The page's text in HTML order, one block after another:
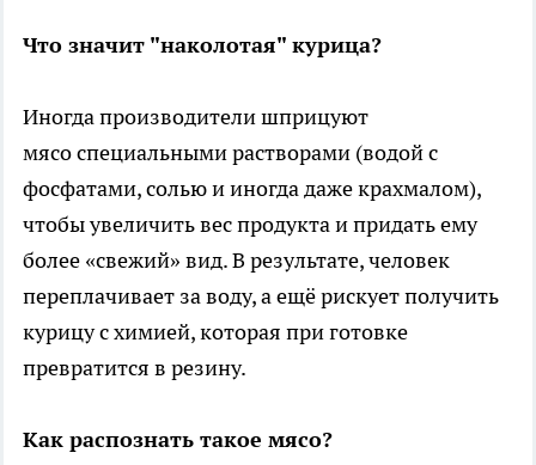
Что значит "наколотая" курица?
Иногда производители шприцуют
мясо специальными растворами (водой с
фосфатами, солью и иногда даже крахмалом),
чтобы увеличить вес продукта и придать ему
более «свежий» вид. В результате, человек
переплачивает за воду, а ещё рискует получить
курицу с химией, которая при готовке
превратится в резину.
Как распознать такое мясо?